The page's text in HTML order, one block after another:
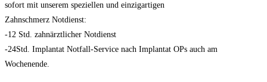
sofort mit unserem speziellen und einzigartigen
Zahnschmerz Notdienst:
-12 Std. zahnärztlicher Notdienst
-24Std. Implantat Notfall-Service nach Implantat OPs auch am
Wochenende.